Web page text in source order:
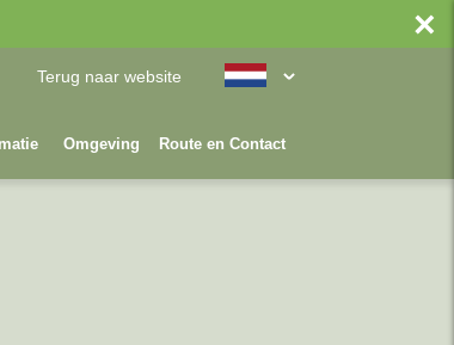
×
Terug naar website
Omgeving Route en Contact